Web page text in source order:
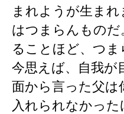
まれようが生ま
はつまらんもの
ることほど、つ
今思えば、自我が
面から言った父
入れられなかっ